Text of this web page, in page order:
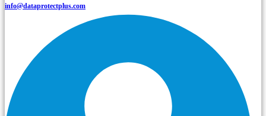
info@dataprotectplus.com